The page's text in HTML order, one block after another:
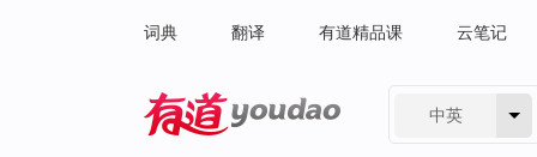
词典 翻译 有道精品课 云笔记
中英